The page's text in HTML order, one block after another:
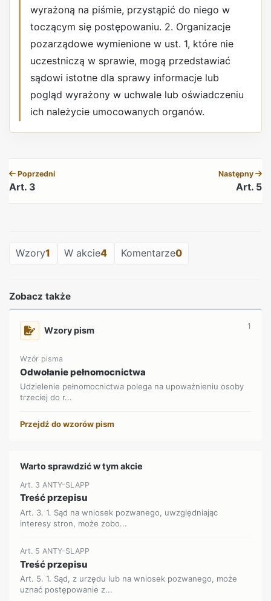
wyrażoną na piśmie, przystąpić do niego w
toczącym się postępowaniu. 2. Organizacje
pozarządowe wymienione w ust. 1, które nie
uczestniczą w sprawie, mogą przedstawiać
sądowi istotne dla sprawy informacje lub
pogląd wyrażony w uchwale lub oświadczeniu
ich należycie umocowanych organów.
Poprzedni
Art. 3
Następny
Art. 5
Wzory1 W akcie4 Komentarze0
Zobacz także
Wzory pism 1
Wzór pisma
Odwołanie pełnomocnictwa
Udzielenie pełnomocnictwa polega na upoważnieniu osoby
trzeciej do r...
Przejdź do wzorów pism
Warto sprawdzić w tym akcie
Art. 3 ANTY-SLAPP
Treść przepisu
Art. 3. 1. Sąd na wniosek pozwanego, uwzględniając
interesy stron, może zobo...
Art. 5 ANTY-SLAPP
Treść przepisu
Art. 5. 1. Sąd, z urzędu lub na wniosek pozwanego, może
uznać postępowanie z...